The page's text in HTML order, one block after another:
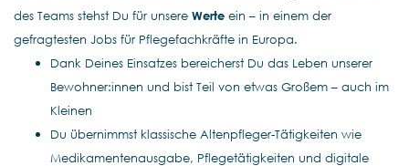
des Teams stehst Du für unsere Werte ein – in einem der
gefragtesten Jobs für Pflegefachkräfte in Europa.
Dank Deines Einsatzes bereicherst Du das Leben unserer
Bewohner:innen und bist Teil von etwas Großem – auch im
Kleinen
Du übernimmst klassische Altenpfleger-Tätigkeiten wie
Medikamentenausgabe, Pflegetätigkeiten und digitale